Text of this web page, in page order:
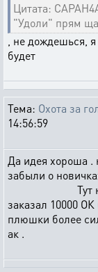
Цитата:
"Удоли" прям
, не дождешься,
будет
Тема: Охота за
14:56:59
Да идея хороша .
забыли о
Тут не надо
заказал 10000
плюшки более
ак .